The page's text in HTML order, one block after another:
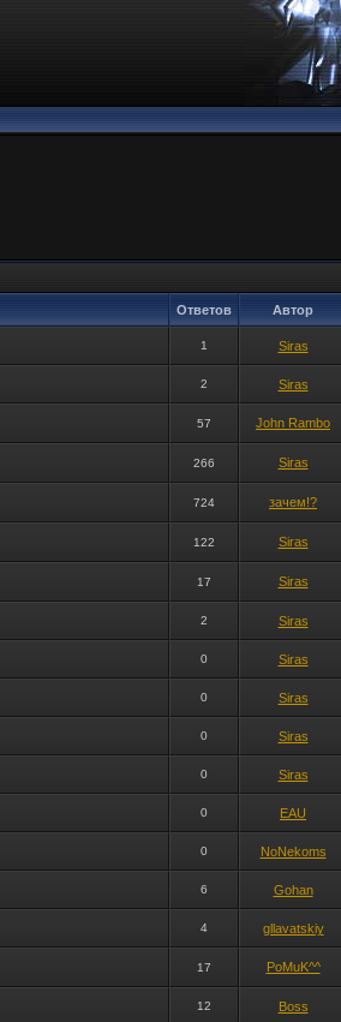
Ответов Автор
1 Siras
2 Siras
57 John Rambo
266 Siras
724 зачем!?
122 Siras
17 Siras
2 Siras
0 Siras
0 Siras
0 Siras
0 Siras
0 EAU
0 NoNekoms
6 Gohan
4 gllavatskiy
17 PoMuK^^
12 Boss